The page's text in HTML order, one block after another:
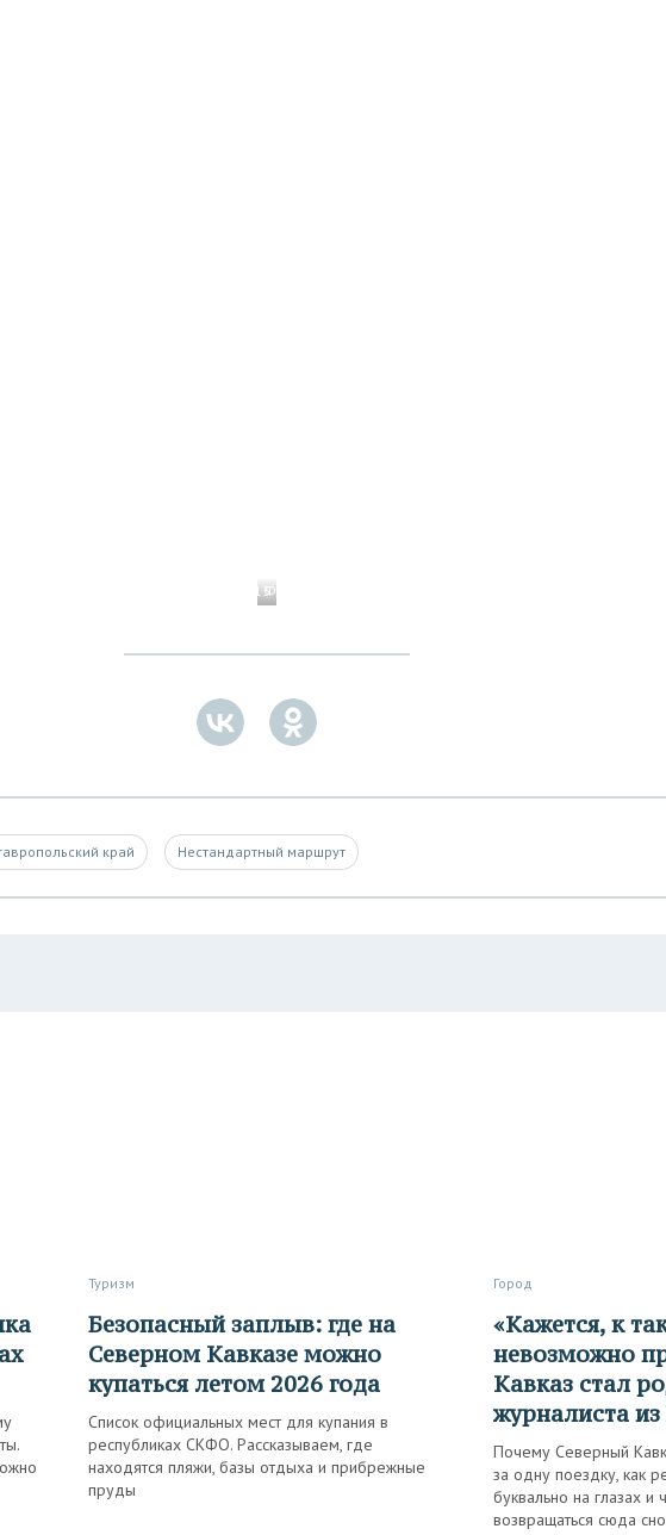
Фото: Андрей Белавин/ТАСС
1 / 13
край Нестандартный маршрут
Туризм
Безопасный заплыв: где на
Северном Кавказе можно
купаться летом 2026 года
Список официальных мест для купания в
республиках СКФО. Рассказываем, где
находятся пляжи, базы отдыха и прибрежные
пруды
Город
«Кажется, к такой красоте
невозможно
Кавказ стал
журналиста
Почему Северный
за одну поездку, как
буквально на глазах и
возвращаться сюда